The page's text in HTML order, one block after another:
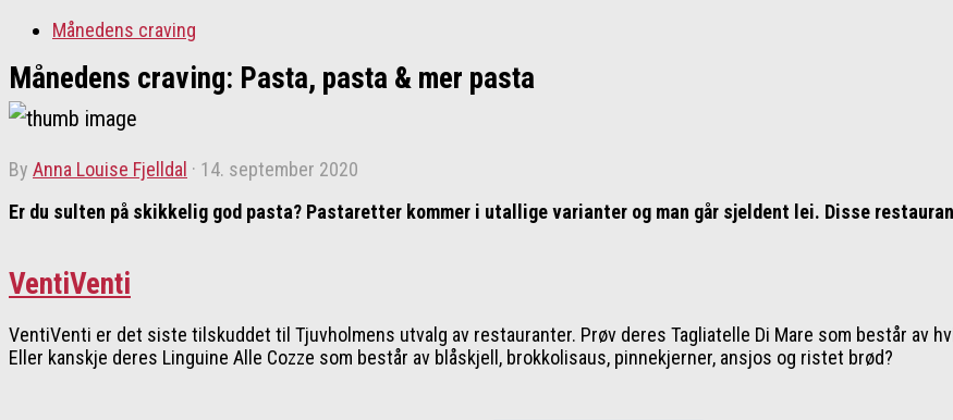
Månedens craving
Månedens craving: Pasta, pasta & mer pasta
by Anna Louise Fjelldal · 14. september 2020
Er du sulten på skikkelig god pasta? Pastaretter kommer i utallige varianter og man går sjeldent lei. Disse
VentiVenti
VentiVenti er det siste tilskuddet til Tjuvholmens utvalg av restauranter. Prøv deres Tagliatelle Di Mare som består av
Eller kanskje deres Linguine Alle Cozze som består av blåskjell, brokkolisaus, pinnekjerner, ansjos og ristet brød?